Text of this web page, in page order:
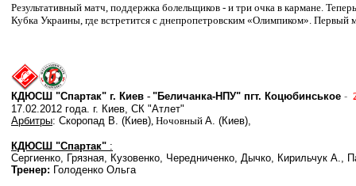
Результативный матч, поддержка болельщиков - и три очка в кармане.
Кубка Украины, где встретится с днепропетровским «Олимпиком». Первый
КДЮСШ "Спартак" г. Киев - "Беличанка-НПУ" пгт. Коцюбинськое -
17.02.2012 года. г. Киев, СК "Атлет"
Арбитры: Скоропад В. (Киев) , Ночовный А. (Киев),
КДЮСШ "Спартак" :
Сергиенко, Грязная, Кузовенко, Чередниченко, Дычко, Кирильчук А.,
Тренер: Голоденко Ольга